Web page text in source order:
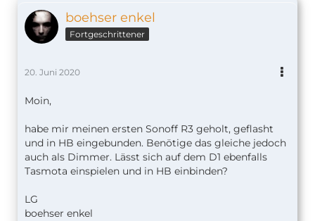
boehser enkel
Fortgeschrittener
20. Juni 2020
Moin,
habe mir meinen ersten Sonoff R3 geholt, geflasht
und in HB eingebunden. Benötige das gleiche jedoch
auch als Dimmer. Lässt sich auf dem D1 ebenfalls
Tasmota einspielen und in HB einbinden?
LG
boehser enkel